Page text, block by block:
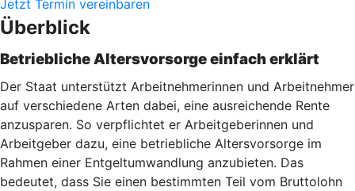
Jetzt Termin vereinbaren
Überblick
Betriebliche Altersvorsorge einfach erklärt
Der Staat unterstützt Arbeitnehmerinnen und Arbeitnehmer
auf verschiedene Arten dabei, eine ausreichende Rente
anzusparen. So verpflichtet er Arbeitgeberinnen und
Arbeitgeber dazu, eine betriebliche Altersvorsorge im
Rahmen einer Entgeltumwandlung anzubieten. Das
bedeutet, dass Sie einen bestimmten Teil vom Bruttolohn